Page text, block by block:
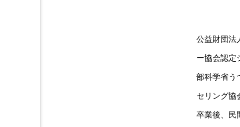
公益財団法
ー協会認定
部科学省う
セリング協
卒業後、民